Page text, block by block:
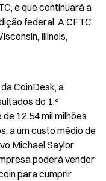
e que continuará a
federal. A CFTC
Illinois,
CoinDesk, a
do 1.º
12,54 mil milhões
a um custo médio de
Michael Saylor
poderá vender
para cumprir